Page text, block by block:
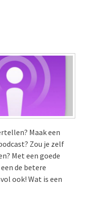
Maak een
Zou je zelf
Met een goede
de betere
ook! Wat is een